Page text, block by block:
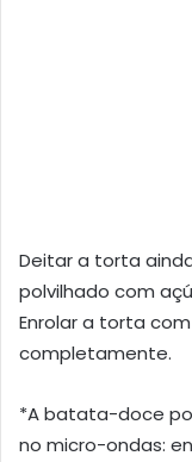
Deitar a torta
polvilhado com
Enrolar a torta
completamente.
*A batata-doce
no micro-ondas: